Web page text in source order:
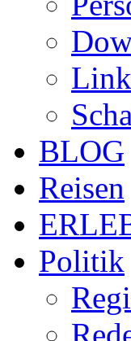
BLOG
Reisen
Politik